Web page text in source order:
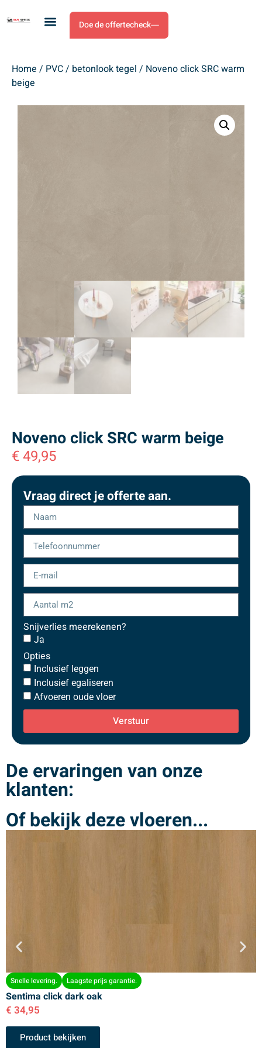
Doe de offertecheck
Home / PVC/ betonlook tegel / Noveno click SRC warm
beige
Noveno click SRC warm beige
€49,95
Vraag direct je offerte aan.
Snijverlies meerekenen?
Ja
Opties
Inclusief leggen
Inclusief egaliseren
Afvoeren oude vloer
Verstuur
De ervaringen van onze
klanten:
Of bekijk deze vloeren...
Snelle levering. Laagste prijs garantie.
Sentima click dark oak
€ 34,95
Product bekijken